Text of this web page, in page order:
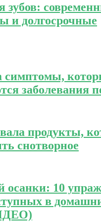
зубов:
и долгосрочные
симптомы,
заболевания
продукты,
снотворное
осанки: 10
в